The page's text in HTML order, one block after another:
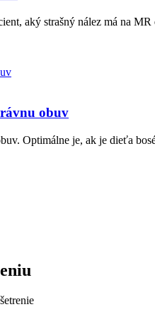
aký strašný nález má na
obuv
Optimálne je, ak je dieťa